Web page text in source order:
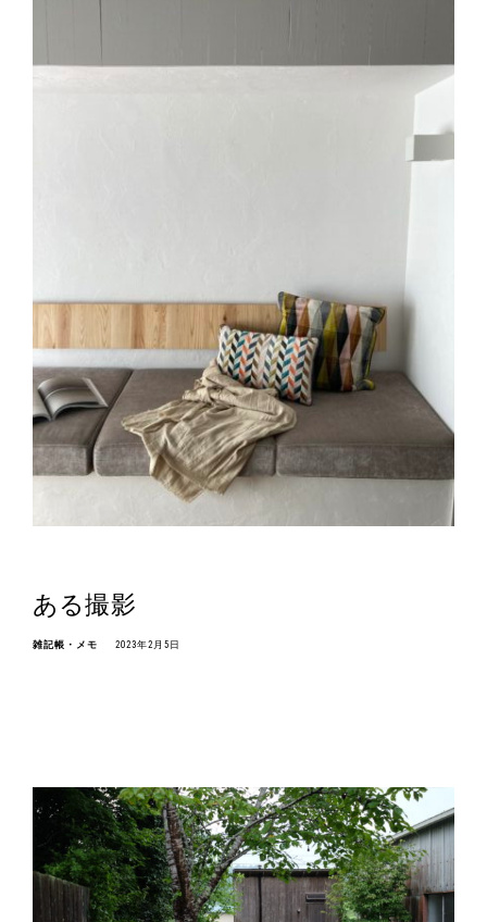
ある撮影
雑記帳・メモ 2023年2月5日